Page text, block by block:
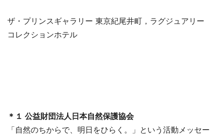
ザ・プリンスギャラリー 東京紀尾井町，ラグジュアリー
コレクションホテル
＊１ 公益財団法人日本自然保護協会
「自然のちからで、明日をひらく。」という活動メッセー